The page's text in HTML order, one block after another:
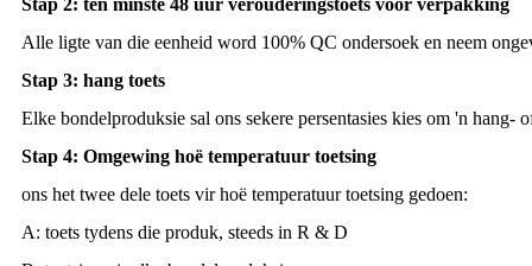
Stap 2: ten minste 48 uur verouderingstoets voor verpakking
Alle ligte van die eenheid word 100% QC ondersoek en neem
Stap 3: hang toets
Elke bondelproduksie sal ons sekere persentasies kies om 'n hang-
Stap 4: Omgewing hoë temperatuur toetsing
ons het twee dele toets vir hoë temperatuur toetsing gedoen:
A: toets tydens die produk, steeds in R & D